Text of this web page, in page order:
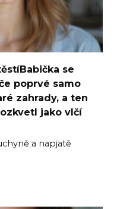
se
poprvé samo
zahrady, a ten
jako vlčí
a napjatě